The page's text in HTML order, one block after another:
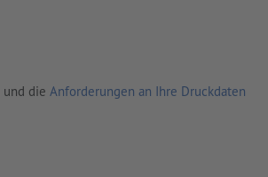
und die Anforderungen an Ihre Druckdaten